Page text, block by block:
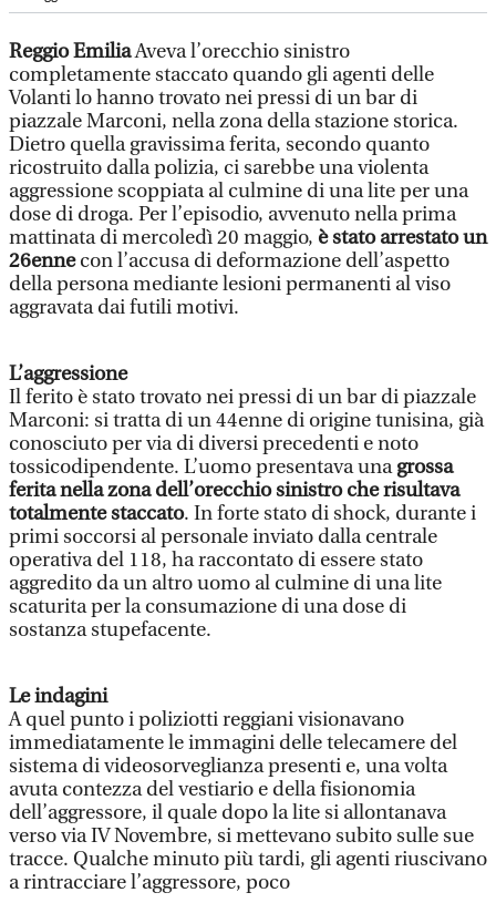
Reggio EmiliaAveva l’orecchio sinistro
completamente staccato quando gli agenti delle
Volanti lo hanno trovato nei pressi di un bar di
piazzale Marconi, nella zona della stazione storica.
Dietro quella gravissima ferita, secondo quanto
ricostruito dalla polizia, ci sarebbe una violenta
aggressione scoppiata al culmine di una lite per una
dose di droga. Per l’episodio, avvenuto nella prima
mattinata di mercoledì 20 maggio, è stato arrestato un
26ennecon l’accusa di deformazione dell’aspetto
della persona mediante lesioni permanenti al viso
aggravata dai futili motivi.
L’aggressione
Il ferito è stato trovato nei pressi di un bar di piazzale
Marconi: si tratta di un 44enne di origine tunisina, già
conosciuto per via di diversi precedenti e noto
tossicodipendente. L’uomo presentava unagrossa
ferita nella zona dell’orecchio sinistro che risultava
totalmente staccato. In forte stato di shock, durante i
primi soccorsi al personale inviato dalla centrale
operativa del 118, ha raccontato di essere stato
aggredito da un altro uomo al culmine di una lite
scaturita per la consumazione di una dose di
sostanza stupefacente.
Le indagini
A quel punto i poliziotti reggiani visionavano
immediatamente le immagini delle telecamere del
sistema di videosorveglianza presenti e, una volta
avuta contezza del vestiario e della fisionomia
dell’aggressore, il quale dopo la lite si allontanava
verso via IV Novembre, si mettevano subito sulle sue
tracce. Qualche minuto più tardi, gli agenti riuscivano
a rintracciare l’aggressore, poco